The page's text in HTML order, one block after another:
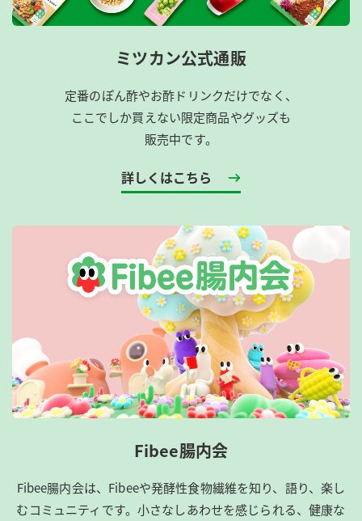
ミツカン公式通販
定番のぽん酢やお酢ドリンクだけでなく、
ここでしか買えない限定商品やグッズも
販売中です。
詳しくはこちら
Fibee腸内会
Fibee腸内会は、​Fibeeや発酵性食物繊維を知り、語り、楽し
むコミュニティです。​小さなしあわせを感じられる、健康な